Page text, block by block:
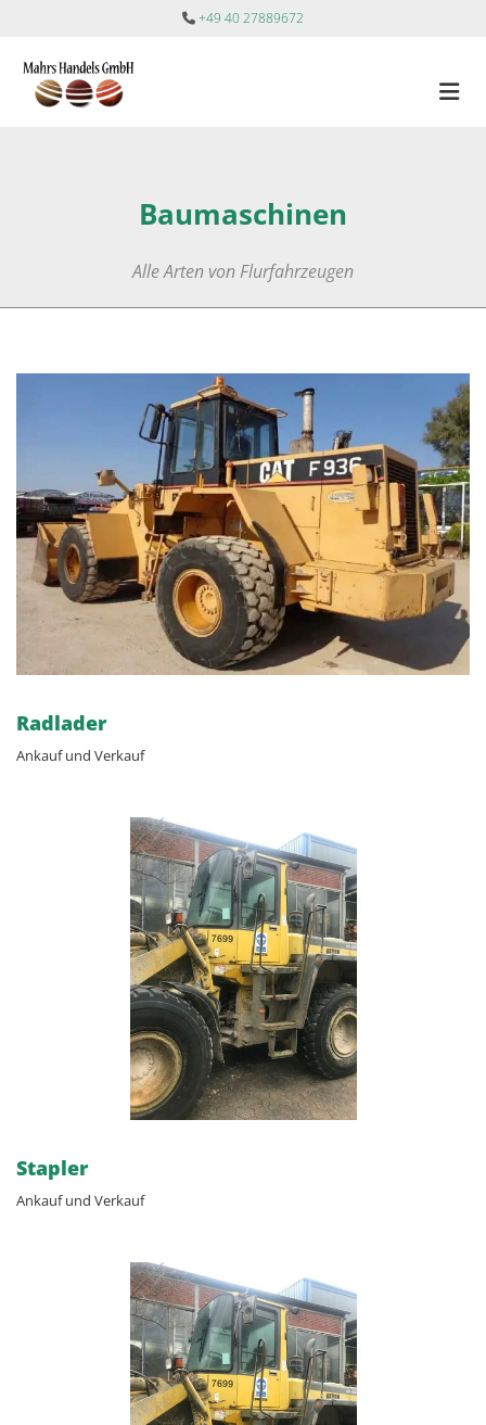
 +49 40 27889672
Baumaschinen
Alle Arten von Flurfahrzeugen
Radlader
Ankauf und Verkauf
Stapler
Ankauf und Verkauf